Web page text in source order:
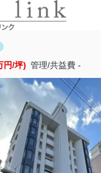
円/坪) 管理/共益費 -